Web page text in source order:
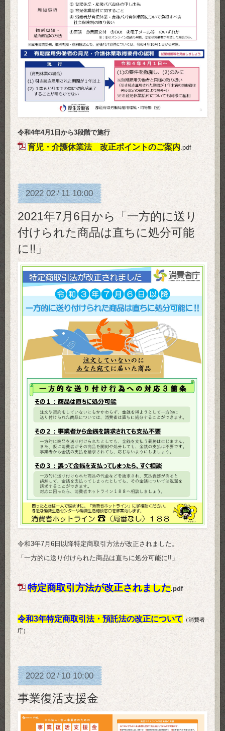
令和4年4月1日から3段階で施行
育児・介護休業法 改正ポイントのご案内.pdf
2022 02/11 10:00
2021年7月6日から「一方的に送り
付けられた商品は直ちに処分可能
に!!」
令和3年7月6日以降特定商取引方法が改正されました。
「一方的に送り付けられた商品は直ちに処分可能に!!」
特定商取引方法が改正されました.pdf
令和3年特定商取引法・預託法の改正について （消費者
庁）
2022 02/10 10:00
事業復活支援金